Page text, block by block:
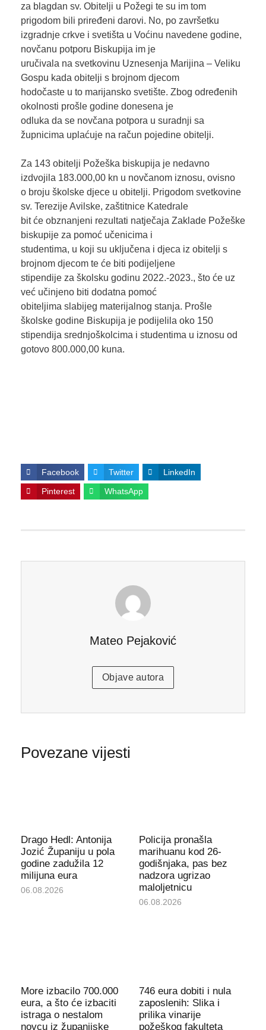
za blagdan sv. Obitelji u Požegi te su im tom
prigodom bili priređeni darovi. No, po završetku
izgradnje crkve i svetišta u Voćinu navedene godine,
novčanu potporu Biskupija im je
uručivala na svetkovinu Uznesenja Marijina – Veliku
Gospu kada obitelji s brojnom djecom
hodočaste u to marijansko svetište. Zbog određenih
okolnosti prošle godine donesena je
odluka da se novčana potpora u suradnji sa
župnicima uplaćuje na račun pojedine obitelji.
Za 143 obitelji Požeška biskupija je nedavno
izdvojila 183.000,00 kn u novčanom iznosu, ovisno
o broju školske djece u obitelji. Prigodom svetkovine
sv. Terezije Avilske, zaštitnice Katedrale
bit će obznanjeni rezultati natječaja Zaklade Požeške
biskupije za pomoć učenicima i
studentima, u koji su uključena i djeca iz obitelji s
brojnom djecom te će biti podijeljene
stipendije za školsku godinu 2022.-2023., što će uz
već učinjeno biti dodatna pomoć
obiteljima slabijeg materijalnog stanja. Prošle
školske godine Biskupija je podijelila oko 150
stipendija srednjoškolcima i studentima u iznosu od
gotovo 800.000,00 kuna.
Facebook Twitter LinkedIn
Pinterest WhatsApp
Mateo Pejaković
Objave autora
Povezane vijesti
Drago Hedl: Antonija
Jozić Županiju u pola
godine zadužila 12
milijuna eura
06.08.2026
Policija pronašla
marihuanu kod 26-
godišnjaka, pas bez
nadzora ugrizao
maloljetnicu
06.08.2026
More izbacilo 700.000
eura, a što će izbaciti
istraga o nestalom
novcu iz županijske
746 eura dobiti i nula
zaposlenih: Slika i
prilika vinarije
požeškog fakulteta